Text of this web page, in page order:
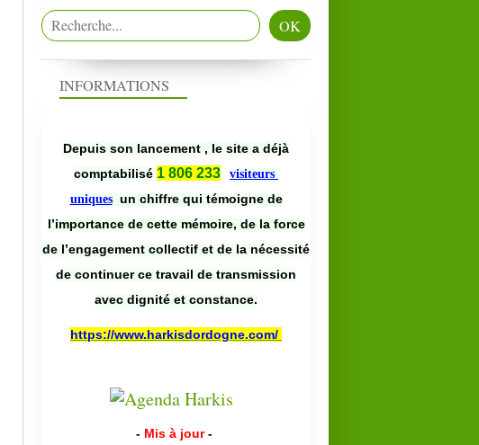
INFORMATIONS
Depuis son lancement , le site a déjà
comptabilisé 1 806 233
visiteurs
uniques un chiffre qui témoigne de
l’importance de cette mémoire, de la force
de l’engagement collectif et de la nécessité
de continuer ce travail de transmission
avec dignité et constance.
https://www.harkisdordogne.com/
- Mis à jour -